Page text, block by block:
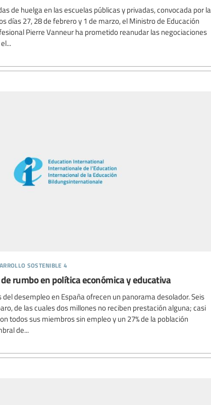
de huelga en las escuelas públicas y privadas, convocada por la
días 27, 28 de febrero y 1 de marzo, el Ministro de Educación
Pierre Vanneur ha prometido reanudar las negociaciones
sostenible 4
rumbo en política económica y educativa
desempleo en España ofrecen un panorama desolador. Seis
de las cuales dos millones no reciben prestación alguna; casi
todos sus miembros sin empleo y un 27% de la población
de...